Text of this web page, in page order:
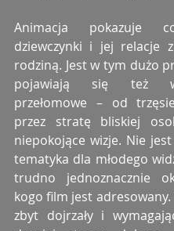
Animacja pokazuje
dziewczynki i jej relacje
rodziną. Jest w tym dużo
pojawiają się też
przełomowe – od
przez stratę bliskiej
niepokojące wizje. Nie
tematyka dla młodego
trudno jednoznacznie
kogo film jest adresowany.
zbyt dojrzały i